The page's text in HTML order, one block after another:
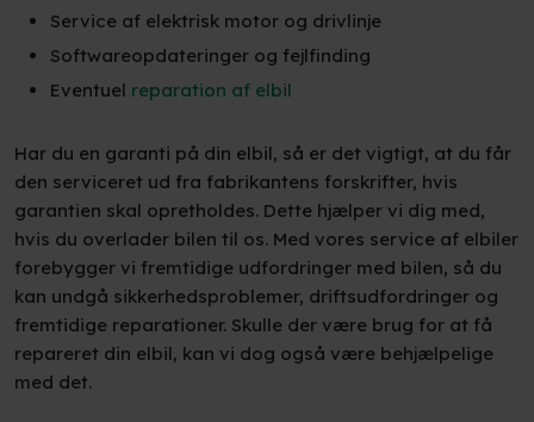
​Service af elektrisk motor og drivlinje
​Softwareopdateringer og fejlfinding
​Eventuel reparation af elbil
Har du en garanti på din elbil, så er det vigtigt, at du får
den serviceret ud fra fabrikantens forskrifter, hvis
garantien skal opretholdes. Dette hjælper vi dig med,
hvis du overlader bilen til os. Med vores service af elbiler
forebygger vi fremtidige udfordringer med bilen, så du
kan undgå sikkerhedsproblemer, driftsudfordringer og
fremtidige reparationer. Skulle der være brug for at få
repareret din elbil, kan vi dog også være behjælpelige
med det.